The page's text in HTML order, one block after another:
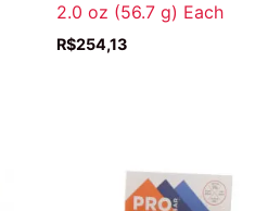
2.0 oz (56.7 g) Each
R$254,13